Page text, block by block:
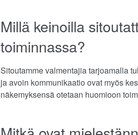
Millä keinoilla
toiminnassa?
Sitoutamme valmentajia tarjoamalla
ja avoin kommunikaatio ovat myös
näkemyksensä otetaan huomioon